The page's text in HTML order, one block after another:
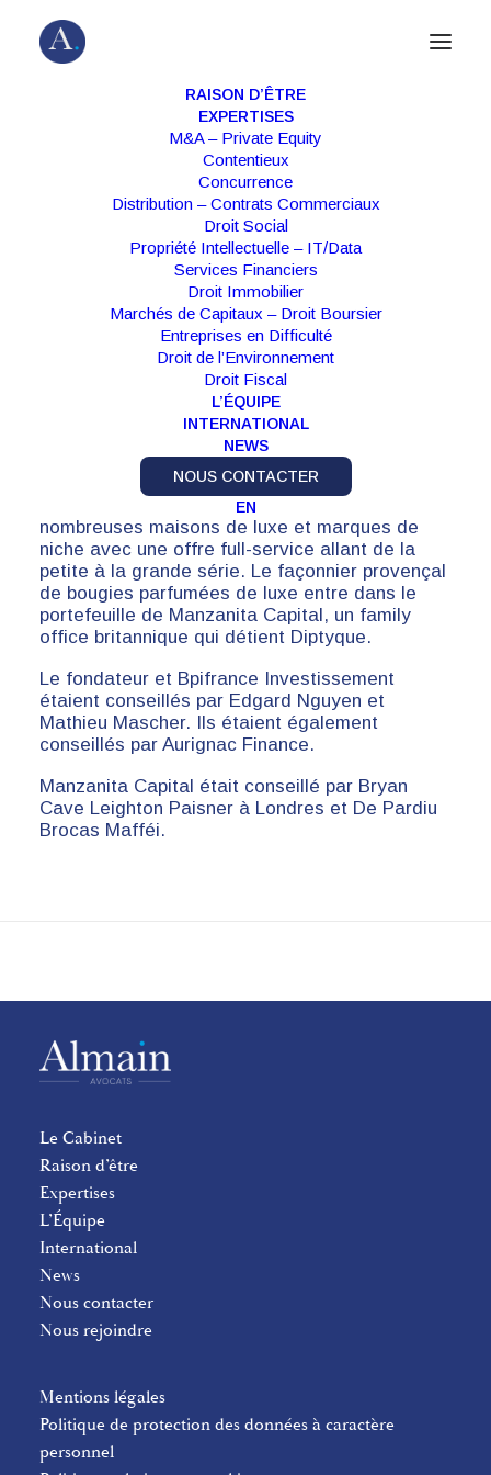
RAISON D’ÊTRE
EXPERTISES
M&A – Private Equity
Contentieux
Concurrence
Distribution – Contrats Commerciaux
Droit Social
Propriété Intellectuelle – IT/Data
Services Financiers
Droit Immobilier
Marchés de Capitaux – Droit Boursier
Entreprises en Difficulté
Droit de l’Environnement
Droit Fiscal
L’ÉQUIPE
INTERNATIONAL
NEWS
NOUS CONTACTER
EN
M&A – PRIVATE EQUITY
FÉVRIER 2022
Almain assiste le fondateur et
Bpifrance Investissement sur la
cession de la Manufacture Française
de Bougies à Manzanita Capital
Basée à Carnoux-en-Provence depuis sa
création en 2008, la Manufacture Française de
Bougies est spécialisée dans la conception et
la production de bougies parfumées sur-
mesure. Le façonnier adresse ainsi de
nombreuses maisons de luxe et marques de
niche avec une offre full-service allant de la
petite à la grande série. Le façonnier provençal
de bougies parfumées de luxe entre dans le
portefeuille de Manzanita Capital, un family
office britannique qui détient Diptyque.
Le fondateur et Bpifrance Investissement
étaient conseillés par Edgard Nguyen et
Mathieu Mascher. Ils étaient également
conseillés par Aurignac Finance.
Manzanita Capital était conseillé par Bryan
Cave Leighton Paisner à Londres et De Pardiu
Brocas Mafféi.
Le Cabinet
Raison d’être
Expertises
L’Équipe
International
News
Nous contacter
Nous rejoindre
Mentions légales
Politique de protection des données à caractère
personnel